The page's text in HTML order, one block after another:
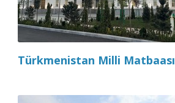
Türkmenistan Milli Matbaası